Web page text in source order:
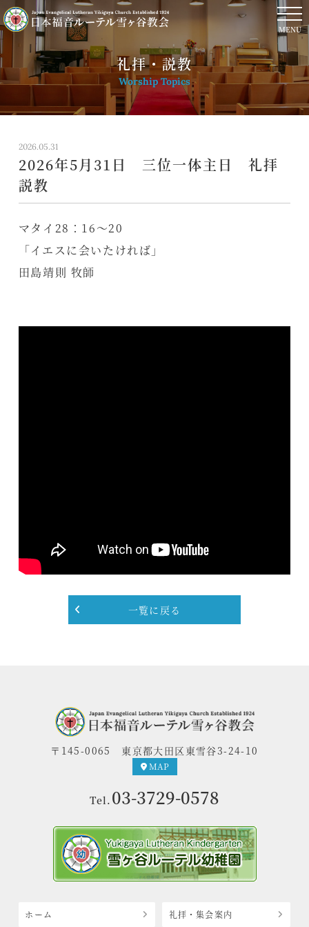
MENU
礼拝・説教
Worship Topics
2026.05.31
2026年5月31日 三位一体主日 礼拝
説教
マタイ28：16〜20
「イエスに会いたければ」
田島靖則 牧師
一覧に戻る
〒145-0065 東京都大田区東雪谷3-24-10
MAP
Tel. 03-3729-0578
ホーム 礼拝・集会案内